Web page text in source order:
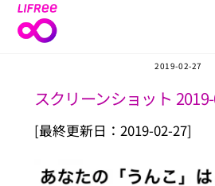
Skip
2019-02-27
スクリーンショット
[最終更新日：2019-02-27]